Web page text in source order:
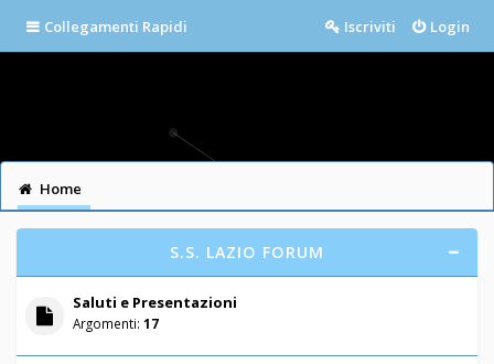
Collegamenti Rapidi Login
Iscriviti
Home
S.S. LAZIO FORUM
Saluti e Presentazioni
Argomenti: 17